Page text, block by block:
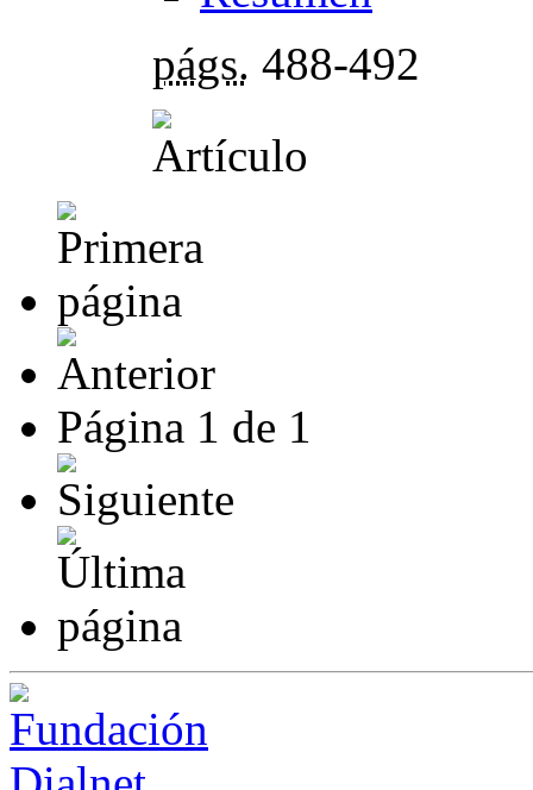
págs. 488-492
Página 1 de 1